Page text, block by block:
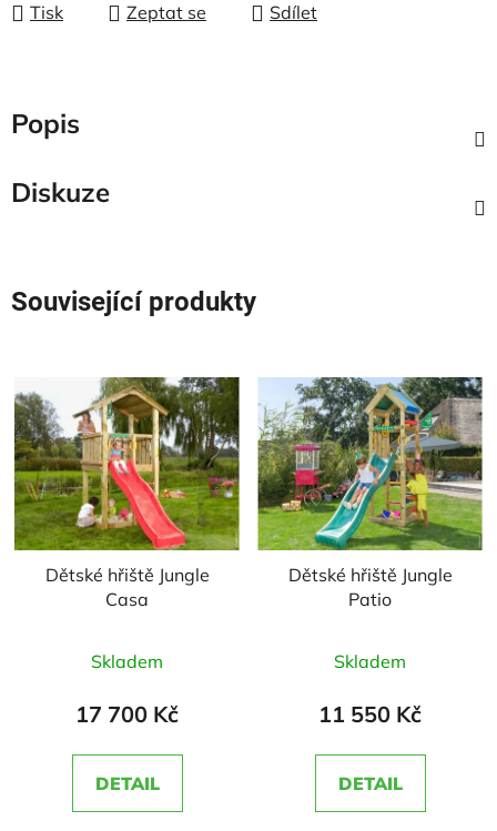
Tisk
Zeptat se Sdílet
Popis
Diskuze
Související produkty
Dětské hřiště Jungle
Casa
hodnocení
produktu
5,0
z
Skladem
17 700 Kč
DETAIL
Dětské hřiště Jungle
Patio
hodnocení
produktu
5,0
z
Skladem
11 550 Kč
DETAIL